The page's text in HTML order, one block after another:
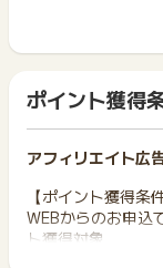
ポイント獲得
アフィリエイト広
【ポイント獲得条件
WEBからのお申込
ト獲得対象